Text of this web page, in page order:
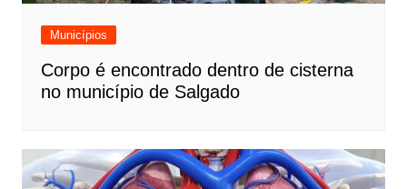
Municípios
Corpo é encontrado dentro de cisterna
no município de Salgado